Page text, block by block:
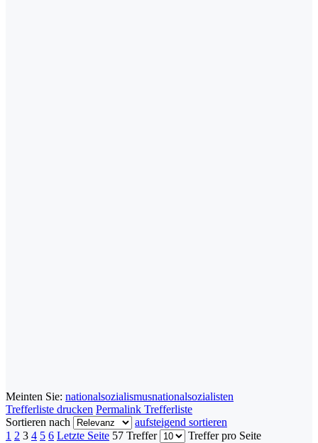
Meinten Sie: nationalsozialismusnationalsozialisten
Trefferliste drucken Permalink Trefferliste
Sortieren nach
aufsteigend sortieren
1 2 3 4 5 6 Letzte Seite 57 Treffer Treffer pro Seite